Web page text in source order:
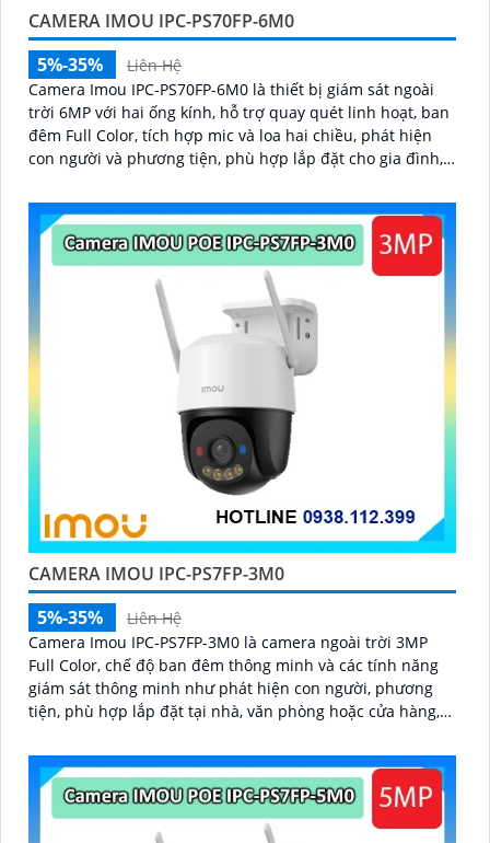
CAMERA IMOU IPC-PS70FP-6M0
5%-35%
Liên Hệ
Camera Imou IPC-PS70FP-6M0 là thiết bị giám sát ngoài
trời 6MP với hai ống kính, hỗ trợ quay quét linh hoạt, ban
đêm Full Color, tích hợp mic và loa hai chiều, phát hiện
con người và phương tiện, phù hợp lắp đặt cho gia đình,
CAMERA IMOU IPC-PS7FP-3M0
5%-35%
Liên Hệ
Camera Imou IPC-PS7FP-3M0 là camera ngoài trời 3MP
Full Color, chế độ ban đêm thông minh và các tính năng
giám sát thông minh như phát hiện con người, phương
tiện, phù hợp lắp đặt tại nhà, văn phòng hoặc cửa hàng,